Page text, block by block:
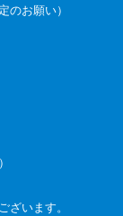
お願い）
います。